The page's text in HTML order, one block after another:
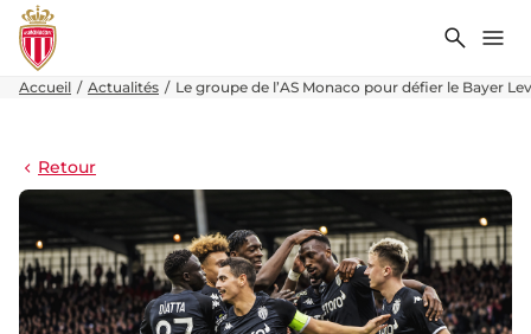
Accueil Actualités Le groupe de l’AS Monaco pour défier le Bayer
Retour